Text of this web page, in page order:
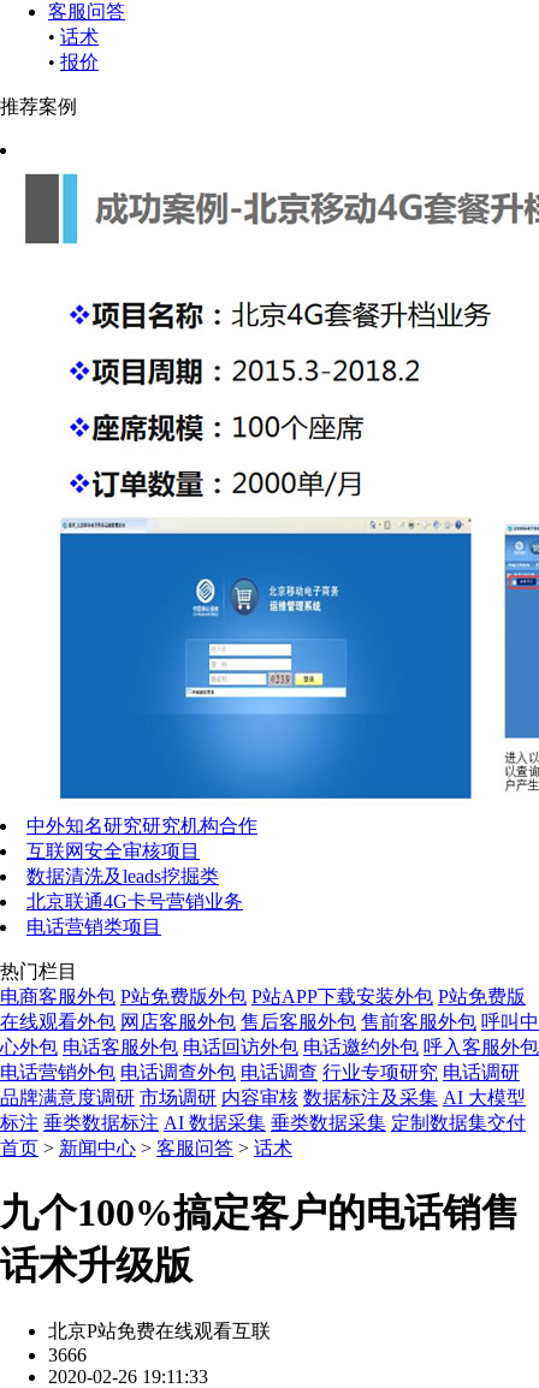
客服问答
• 话术
• 报价
推荐案例
中外知名研究研究机构合作
互联网安全审核项目
数据清洗及leads挖掘类
北京联通4G卡号营销业务
电话营销类项目
热门栏目
电商客服外包 P站免费版外包 P站APP下载安装外包 P站免费版
在线观看外包 网店客服外包 售后客服外包 售前客服外包 呼叫中
心外包 电话客服外包 电话回访外包 电话邀约外包 呼入客服外包
电话营销外包 电话调查外包 电话调查 行业专项研究 电话调研
品牌满意度调研 市场调研 内容审核 数据标注及采集 AI 大模型
标注 垂类数据标注 AI 数据采集 垂类数据采集 定制数据集交付
首页 > 新闻中心 > 客服问答 > 话术
九个100%搞定客户的电话销售
话术升级版
北京P站免费在线观看互联
3666
2020-02-26 19:11:33